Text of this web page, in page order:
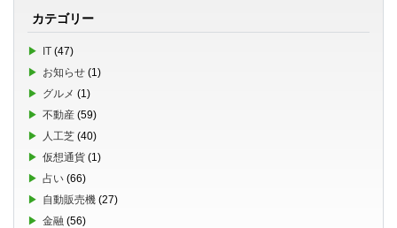
カテゴリー
IT (47)
お知らせ (1)
グルメ (1)
不動産 (59)
人工芝 (40)
仮想通貨 (1)
占い (66)
自動販売機 (27)
金融 (56)